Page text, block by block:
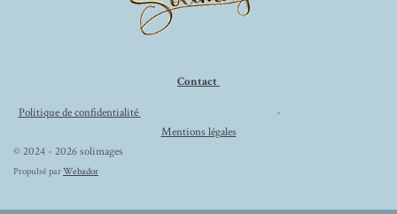
Contact
Politique de confidentialité
-
Mentions légales
© 2024 - 2026 solimages
Propulsé parWebador